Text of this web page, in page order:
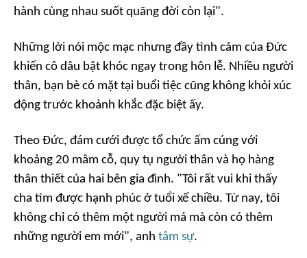
hành cùng nhau suốt quãng đời còn lại".
Những lời nói mộc mạc nhưng đầy tình cảm của Đức
khiến cô dâu bật khóc ngay trong hôn lễ. Nhiều người
thân, bạn bè có mặt tại buổi tiệc cũng không khỏi xúc
động trước khoảnh khắc đặc biệt ấy.
Theo Đức, đám cưới được tổ chức ấm cúng với
khoảng 20 mâm cỗ, quy tụ người thân và họ hàng
thân thiết của hai bên gia đình. "Tôi rất vui khi thấy
cha tìm được hạnh phúc ở tuổi xế chiều. Từ nay, tôi
không chỉ có thêm một người má mà còn có thêm
những người em mới", anh tâm sự.